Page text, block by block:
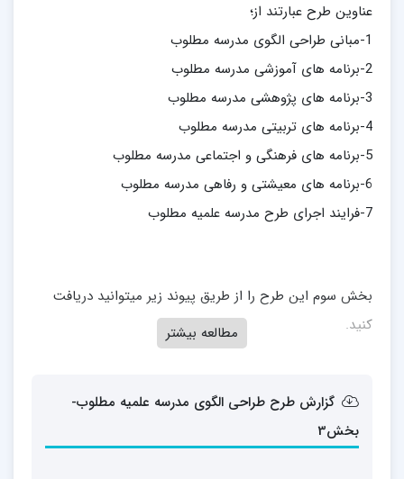
عناوین طرح عبارتند از؛
1-مبانی طراحی الگوی مدرسه مطلوب
2-برنامه های آموزشی مدرسه مطلوب
3-برنامه های پژوهشی مدرسه مطلوب
4-برنامه های تربیتی مدرسه مطلوب
5-برنامه های فرهنگی و اجتماعی مدرسه مطلوب
6-برنامه های معیشتی و رفاهی مدرسه مطلوب
7-فرایند اجرای طرح مدرسه علمیه مطلوب
بخش سوم این طرح را از طریق پیوند زیر میتوانید دریافت
کنید.
مطالعه بیشتر
گزارش طرح طراحی الگوی مدرسه علمیه مطلوب-
بخش3